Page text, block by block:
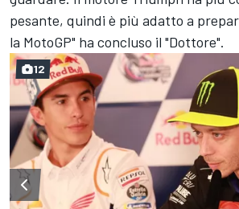
pesante, quindi è più adatto a
la MotoGP" ha concluso il "Dottore".
12